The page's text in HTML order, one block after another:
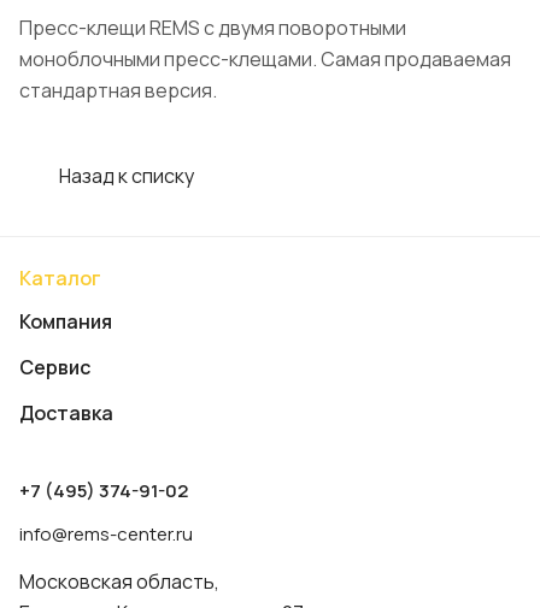
Пресс-клещи REMS с двумя поворотными
моноблочными пресс-клещами. Самая продаваемая
стандартная версия.
Назад к списку
Каталог
Компания
Сервис
Доставка
+7 (495) 374-91-02
info@rems-center.ru
Московская область,